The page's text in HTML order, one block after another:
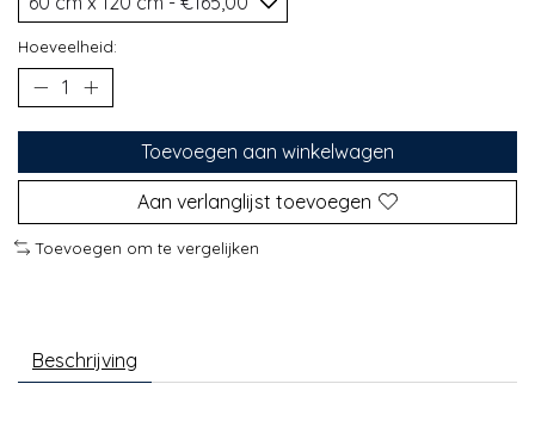
Hoeveelheid:
Toevoegen aan winkelwagen
Aan verlanglijst toevoegen
Toevoegen om te vergelijken
Beschrijving